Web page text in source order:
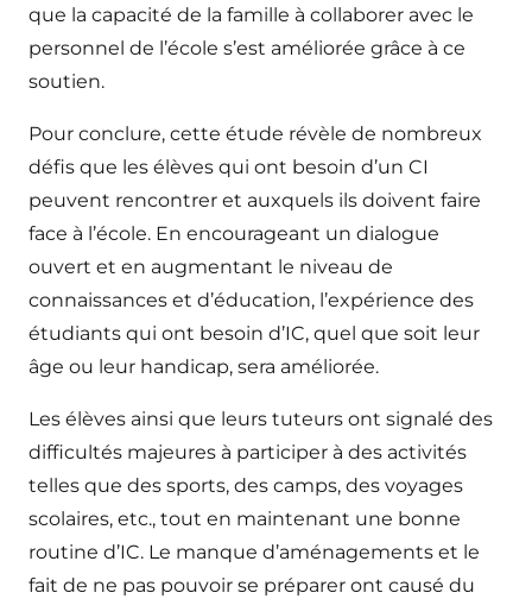
que la capacité de la famille à collaborer avec le
personnel de l’école s’est améliorée grâce à ce
soutien.
Pour conclure, cette étude révèle de nombreux
défis que les élèves qui ont besoin d’un CI
peuvent rencontrer et auxquels ils doivent faire
face à l’école. En encourageant un dialogue
ouvert et en augmentant le niveau de
connaissances et d’éducation, l’expérience des
étudiants qui ont besoin d’IC, quel que soit leur
âge ou leur handicap, sera améliorée.
Les élèves ainsi que leurs tuteurs ont signalé des
difficultés majeures à participer à des activités
telles que des sports, des camps, des voyages
scolaires, etc., tout en maintenant une bonne
routine d’IC. Le manque d’aménagements et le
fait de ne pas pouvoir se préparer ont causé du